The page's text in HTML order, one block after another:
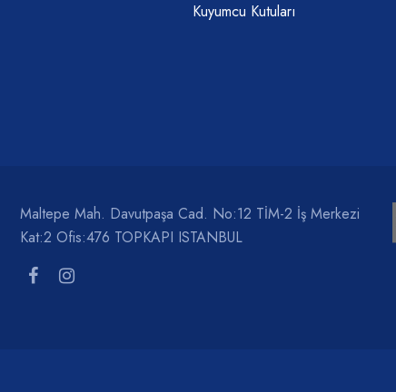
Kuyumcu Kutuları
Maltepe Mah. Davutpaşa Cad. No:12 TİM-2 İş Merkezi
Kat:2 Ofis:476 TOPKAPI ISTANBUL